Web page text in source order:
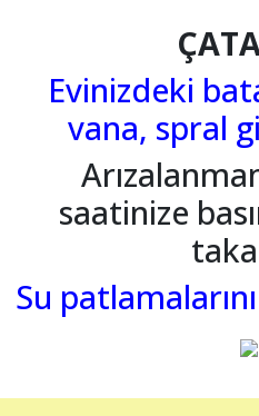
Evinizdeki
vana, spral
saatinize
Su